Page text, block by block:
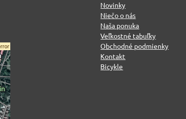
Novinky
Niečo o nás
Naša ponuka
Veľkostné tabuľky
Obchodné podmienky
Kontakt
Bicykle